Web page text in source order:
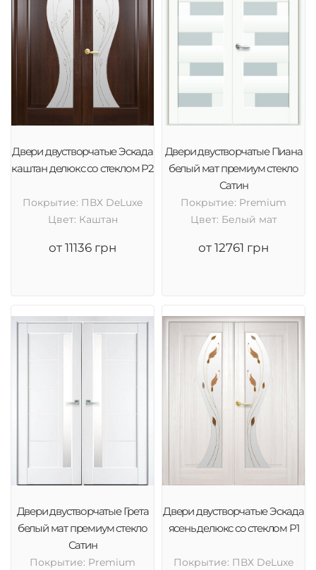
Двери двустворчатые Эскада
каштан делюкс со стеклом Р2
Покрытие: ПВХ DeLuxe
Цвет: Каштан
от 11136 грн
Двери двустворчатые Пиана
белый мат премиум стекло
Сатин
Покрытие: Premium
Цвет: Белый мат
от 12761 грн
Двери двустворчатые Грета
белый мат премиум стекло
Сатин
Покрытие: Premium
Двери двустворчатые Эскада
ясень делюкс со стеклом Р1
Покрытие: ПВХ DeLuxe